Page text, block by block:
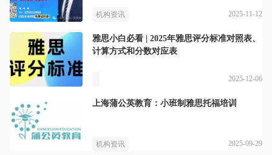
机构资讯 2025-11-12
雅思小白必看 | 2025年雅思评分标准对照表、
计算方式和分数对应表
2025-12-06
上海蒲公英教育：小班制雅思托福培训
机构资讯 2025-09-29